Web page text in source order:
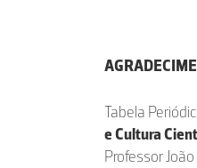
Tabela
e Cultura
Professor